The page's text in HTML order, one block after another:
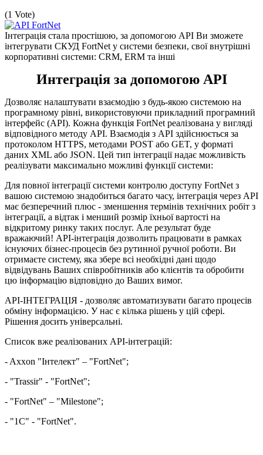
(1 Vote)
Інтеграція стала простішою, за допомогою API Ви зможете
інтегрувати СКУД FortNet у системи безпеки, свої внутрішні
корпоративні системи: CRM, ERM та інші
Интеграція за допомогою API
Дозволяє налаштувати взаємодію з будь-якою системою на
програмному рівні, використовуючи прикладний програмний
інтерфейс (API). Кожна функція FortNet реалізована у вигляді
відповідного методу API. Взаємодія з API здійснюється за
протоколом HTTPS, методами POST або GET, у форматі
даних XML або JSON. Цей тип інтеграції надає можливість
реалізувати максимально можливі функції системи:
Для повної інтеграції системи контролю доступу FortNet з
вашою системою знадобиться багато часу, інтеграція через API
має безперечний плюс - зменшення термінів технічних робіт з
інтеграції, а відтак і менший розмір їхньої вартості на
відкритому ринку таких послуг. Але результат буде
вражаючий! API-інтеграція дозволить працювати в рамках
існуючих бізнес-процесів без рутинної ручної роботи. Ви
отримаєте систему, яка збере всі необхідні дані щодо
відвідувань Ваших співробітників або клієнтів та обробити
цю інформацію відповідно до Ваших вимог.
API-ІНТЕГРАЦІЯ - дозволяє автоматизувати багато процесів
обміну інформацією. У нас є кілька рішень у цій сфері.
Рішення досить універсальні.
Список вже реалізованих API-інтеграцій:
- Axxon "Інтелект" – "FortNet";
- "Trassir" - "FortNet";
- "FortNet" – "Milestone";
- "1C" - "FortNet".